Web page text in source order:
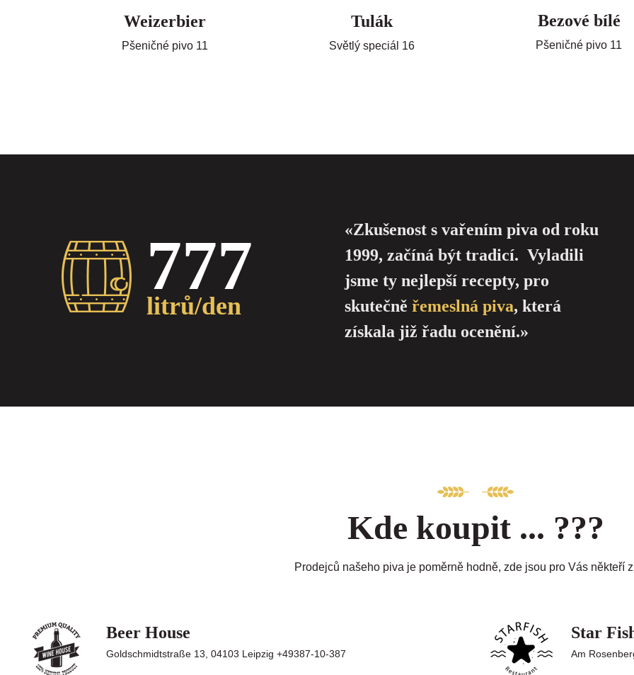
Weizerbier
Pšeničné pivo 11
Tulák
Světlý speciál 16
Bezové bílé
Pšeničné pivo 11
777
litrů/den
«Zkušenost s vařením piva od roku
1999, začíná být tradicí. Vyladili
jsme ty nejlepší recepty, pro
skutečně řemeslná piva, která
získala již řadu ocenění.»
Kde koupit ... ???
Prodejců našeho piva je poměrně hodně, zde jsou pro Vás někteří
Beer House
Goldschmidtstraße 13, 04103 Leipzig +49387-10-387
Star
Am